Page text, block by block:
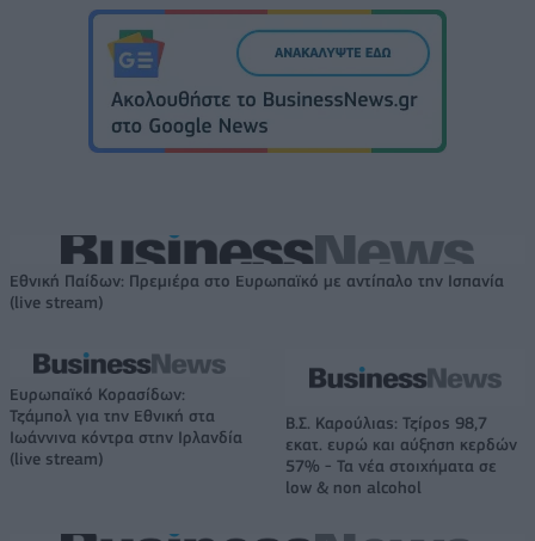
Εθνική Παίδων: Πρεμιέρα στο Ευρωπαϊκό με αντίπαλο την Ισπανία
(live stream)
Ευρωπαϊκό Κορασίδων:
Τζάμπολ για την Εθνική στα
Ιωάννινα κόντρα στην Ιρλανδία
(live stream)
Β.Σ. Καρούλιας: Τζίρος 98,7
εκατ. ευρώ και αύξηση κερδών
57% - Τα νέα στοιχήματα σε
low & non alcohol